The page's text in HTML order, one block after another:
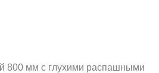
800 мм с глухими распашными